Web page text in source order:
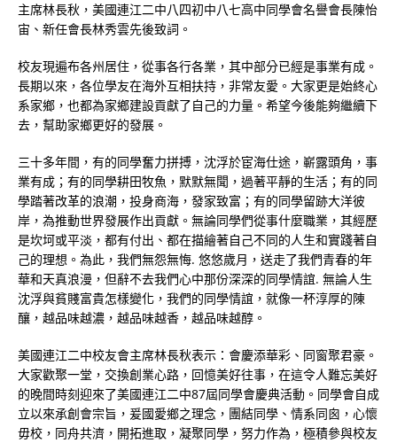
主席林長秋，美國連江二中八四初中八七高中同學會名譽會長陳怡
宙、新任會長林秀雲先後致詞。
校友現遍布各州居住，從事各行各業，其中部分已經是事業有成。
長期以來，各位學友在海外互相扶持，非常友愛。大家更是始終心
系家鄉，也都為家鄉建設貢獻了自己的力量。希望今後能夠繼續下
去，幫助家鄉更好的發展。
三十多年間，有的同學奮力拼搏，沈浮於宦海仕途，嶄露頭角，事
業有成；有的同學耕田牧魚，默默無聞，過著平靜的生活；有的同
學踏著改革的浪潮，投身商海，發家致富；有的同學留跡大洋彼
岸，為推動世界發展作出貢獻。無論同學們從事什麼職業，其經歷
是坎坷或平淡，都有付出、都在描繪著自己不同的人生和實踐著自
己的理想。為此，我們無怨無悔. 悠悠歲月，送走了我們青春的年
華和天真浪漫，但辭不去我們心中那份深深的同學情誼. 無論人生
沈浮與貧賤富貴怎樣變化，我們的同學情誼，就像一杯淳厚的陳
釀，越品味越濃，越品味越香，越品味越醇。
美國連江二中校友會主席林長秋表示：會慶添華彩、同窗聚君豪。
大家歡聚一堂，交換創業心路，回憶美好往事，在這令人難忘美好
的晚間時刻迎來了美國連江二中87屆同學會慶典活動。同學會自成
立以來承創會宗旨，爰國愛鄉之理念，團結同學、情系同囪，心懷
毋校，同舟共濟，開拓進取，凝聚同學，努力作為，極積參與校友